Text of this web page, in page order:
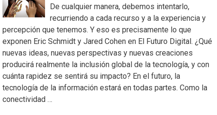
De cualquier manera, debemos intentarlo,
recurriendo a cada recurso y a la experiencia y
percepción que tenemos. Y eso es precisamente lo que
exponen Eric Schmidt y Jared Cohen en El Futuro Digital. ¿Qué
nuevas ideas, nuevas perspectivas y nuevas creaciones
producirá realmente la inclusión global de la tecnología, y con
cuánta rapidez se sentirá su impacto? En el futuro, la
tecnología de la información estará en todas partes. Como la
conectividad …